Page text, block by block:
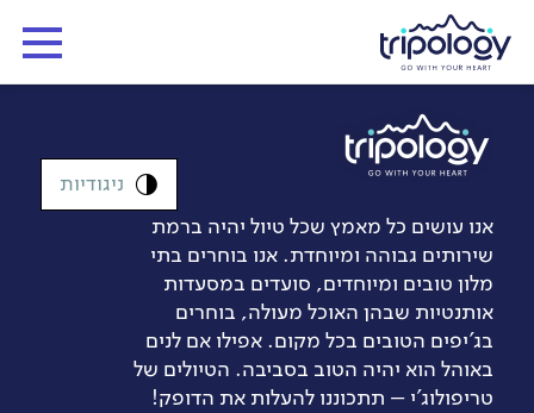
אנו עושים כל מאמץ שכל טיול יהיה ברמת
שירותים גבוהה ומיוחדת. אנו בוחרים בתי
מלון טובים ומיוחדים, סועדים במסעדות
אותנטיות שבהן האוכל מעולה, בוחרים
בג’יפים הטובים בכל מקום. אפילו אם לנים
באוהל הוא יהיה הטוב בסביבה. הטיולים של
טריפולוג'י – תתכוננו להעלות את הדופק!
ניגודיות